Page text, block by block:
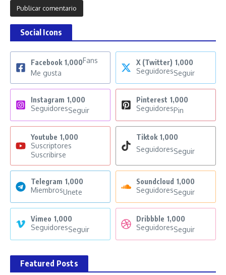
Social Icons
Facebook 1,000Fans
Me gusta
X (Twitter) 1,000
SeguidoresSeguir
Instagram 1,000
SeguidoresSeguir
Pinterest 1,000
SeguidoresPin
Youtube 1,000
Suscriptores
Suscribirse
Tiktok 1,000
SeguidoresSeguir
Telegram 1,000
MiembrosUnete
Soundcloud 1,000
SeguidoresSeguir
Vimeo 1,000
SeguidoresSeguir
Dribbble 1,000
SeguidoresSeguir
Featured Posts